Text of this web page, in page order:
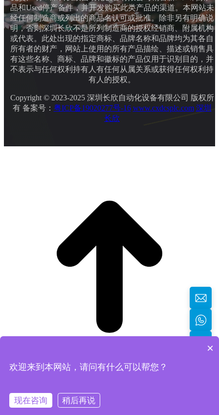
品和Used停产备件，并开发购买此类产品的渠道。本网站未
经任何制造商或列出的商品名认可或批准。除非另有明确说
明，否则深圳长欣不是所列制造商的授权经销商、附属机构
或代表。此处出现的指定商标、品牌名称和品牌均为其各自
所有者的财产，网站上使用的所有产品描绘、描述或销售具
有这些名称、商标、品牌和徽标的产品仅用于识别目的，并
不表示与任何权利持有人有任何从属关系或获得任何权利持
有人的授权。
Copyright © 2023-2025 深圳长欣自动化设备有限公司 版权所
有 备案号： 粤ICP备19020277号-16 www.cxdcsplc.com 深圳
长欣
×
欢迎来到本网站，请问有什么可以帮您？
现在咨询 稍后再说